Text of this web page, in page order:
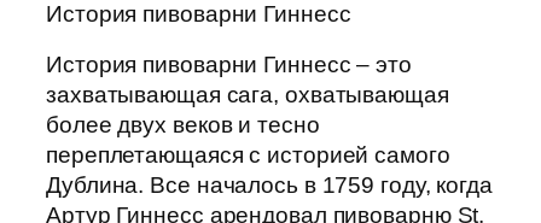
История пивоварни Гиннесс
История пивоварни Гиннесс – это
захватывающая сага, охватывающая
более двух веков и тесно
переплетающаяся с историей самого
Дублина. Все началось в 1759 году, когда
Артур Гиннесс арендовал пивоварню St.